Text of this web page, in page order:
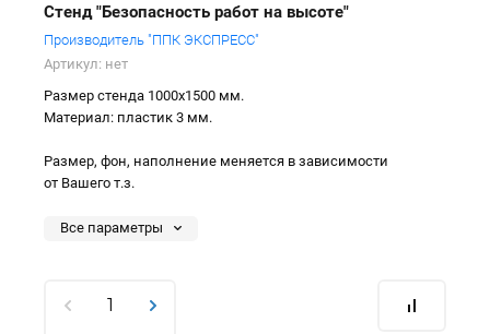
Стенд "Безопасность работ на высоте"
Производитель "ППК ЭКСПРЕСС"
Артикул: нет
Размер стенда 1000х1500 мм.
Материал: пластик 3 мм.
Размер, фон, наполнение меняется в зависимости
от Вашего т.з.
Все параметры